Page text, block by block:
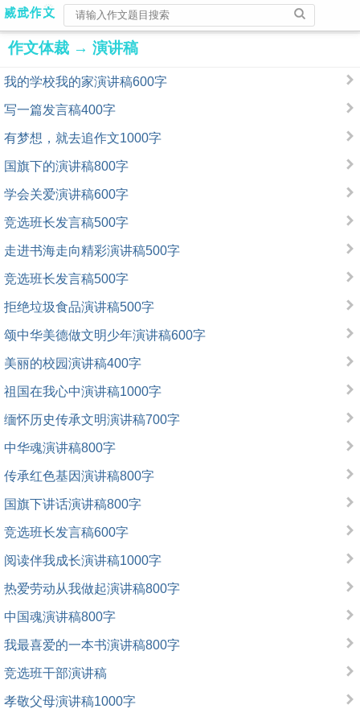
作文体裁 → 演讲稿
我的学校我的家演讲稿600字
写一篇发言稿400字
有梦想，就去追作文1000字
国旗下的演讲稿800字
学会关爱演讲稿600字
竞选班长发言稿500字
走进书海走向精彩演讲稿500字
竞选班长发言稿500字
拒绝垃圾食品演讲稿500字
颂中华美德做文明少年演讲稿600字
美丽的校园演讲稿400字
祖国在我心中演讲稿1000字
缅怀历史传承文明演讲稿700字
中华魂演讲稿800字
传承红色基因演讲稿800字
国旗下讲话演讲稿800字
竞选班长发言稿600字
阅读伴我成长演讲稿1000字
热爱劳动从我做起演讲稿800字
中国魂演讲稿800字
我最喜爱的一本书演讲稿800字
竞选班干部演讲稿
孝敬父母演讲稿1000字